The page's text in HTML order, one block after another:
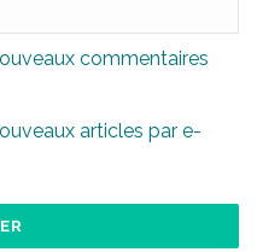
commentaires
articles par e-